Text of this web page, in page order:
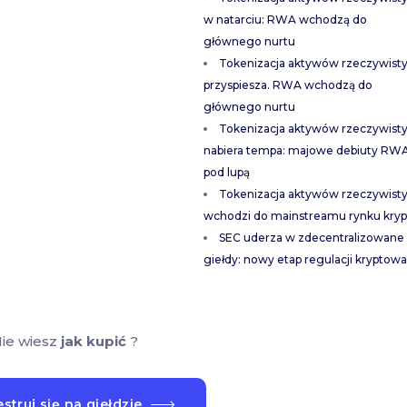
w natarciu: RWA wchodzą do
głównego nurtu
Tokenizacja aktywów
przyspiesza. RWA wchodzą do
głównego nurtu
Tokenizacja aktywów
nabiera tempa: majowe debiuty
pod lupą
Tokenizacja aktywów
wchodzi do mainstreamu rynku
SEC uderza w zdecentralizowane
giełdy: nowy etap regulacji
wiesz jak kupić?